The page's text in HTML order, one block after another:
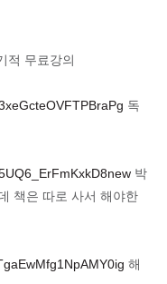
적 무료강의
독
박
책은 따로 사서 해야한
해